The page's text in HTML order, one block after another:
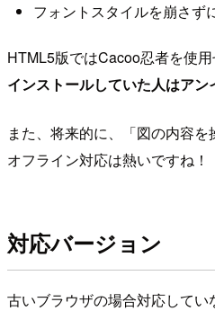
フォントスタイルを崩さず
HTML5版ではCacoo忍者を使
インストールしていた人はアン
また、将来的に、「図の内容
オフライン対応は熱いですね！
対応バージョン
古いブラウザの場合対応してい